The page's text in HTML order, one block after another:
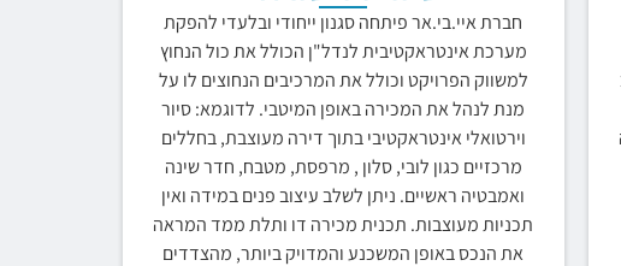
חברת איי.בי.אר פיתחה סגנון ייחודי ובלעדי להפקת
מערכת אינטראקטיבית לנדל"ן הכולל את כול הנחוץ
למשווק הפרויקט וכולל את המרכיבים הנחוצים לו על
מנת לנהל את המכירה באופן המיטבי. לדוגמא: סיור
וירטואלי אינטראקטיבי בתוך דירה מעוצבת, בחללים
מרכזיים כגון לובי, סלון , מרפסת, מטבח, חדר שינה
ואמבטיה ראשיים. ניתן לשלב עיצוב פנים במידה ואין
תכניות מעוצבות. תכנית מכירה דו ותלת ממד המראה
את הנכס באופן המשכנע והמדויק ביותר, מהצדדים